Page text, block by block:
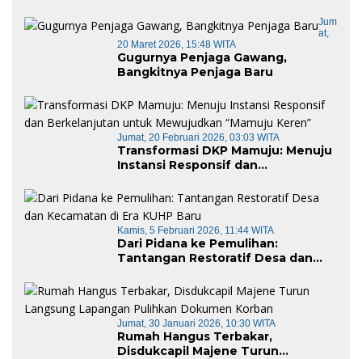
Jum
At,
20 Maret 2026, 15:48 WITA
Gugurnya Penjaga Gawang,
Bangkitnya Penjaga Baru
Jumat, 20 Februari 2026, 03:03 WITA
Transformasi DKP Mamuju: Menuju
Instansi Responsif dan
“Mamuju Keren”
Kamis, 5 Februari 2026, 11:44 WITA
Dari Pidana ke Pemulihan:
Tantangan Restoratif Desa dan
Jumat, 30 Januari 2026, 10:30 WITA
Rumah Hangus Terbakar,
Disdukcapil Majene Turun